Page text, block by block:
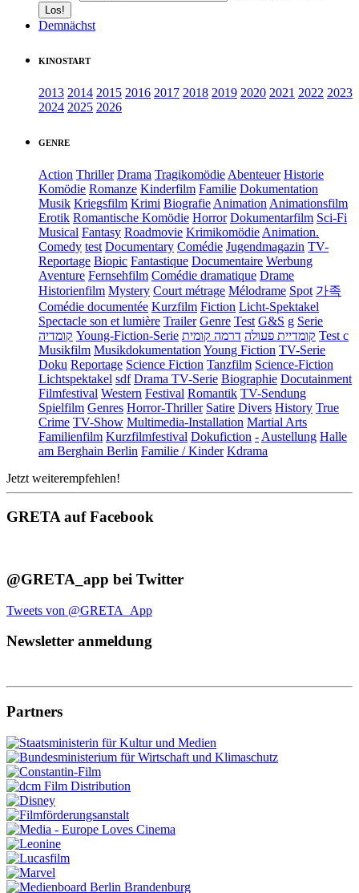
Demnächst
KINOSTART
2013 2014 2015 2016 2017 2018 2019 2020 2021 2022 2023
2024 2025 2026
GENRE
Action Thriller Drama Tragikomödie Abenteuer Historie
Komödie Romanze Kinderfilm Familie Dokumentation
Musik Kriegsfilm Krimi Biografie Animation Animationsfilm
Erotik Romantische Komödie Horror Dokumentarfilm Sci-Fi
Musical Fantasy Roadmovie Krimikomödie Animation.
Comedy test Documentary Comédie Jugendmagazin TV-
Reportage Biopic Fantastique Documentaire Werbung
Aventure Fernsehfilm Comédie dramatique Drame
Historienfilm Mystery Court métrage Mélodrame Spot 가족
Comédie documentée Kurzfilm Fiction Licht-Spektakel
Spectacle son et lumière Trailer Genre Test G&S g Serie
קומדיה Young-Fiction-Serie קומדיית פעולה דרמה קומית
Test c
Musikfilm Musikdokumentation Young Fiction TV-Serie
Doku Reportage Science Fiction Tanzfilm Science-Fiction
Lichtspektakel sdf Drama TV-Serie Biographie Docutainment
Filmfestival Western Festival Romantik TV-Sendung
Spielfilm Genres Horror-Thriller Satire Divers History True
Crime TV-Show Multimedia-Installation Martial Arts
Familienfilm Kurzfilmfestival Dokufiction - Austellung Halle
am Berghain Berlin Familie / Kinder Kdrama
Jetzt weiterempfehlen!
GRETA auf Facebook
@GRETA_app bei Twitter
Tweets von @GRETA_App
Newsletter anmeldung
Partners